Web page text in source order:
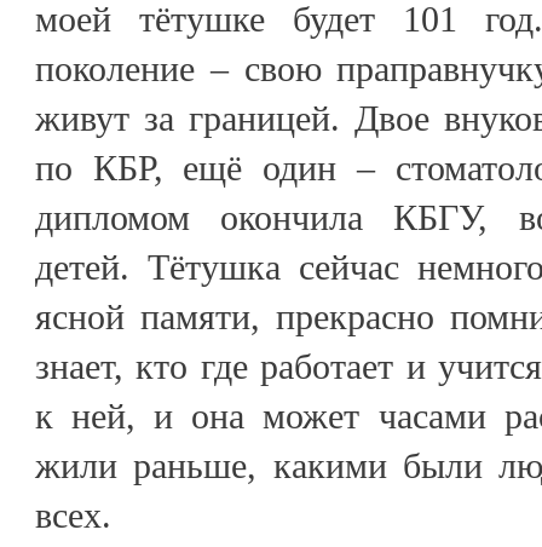
моей тётушке будет 101
поколение – свою
живут за границей. Двое
по КБР, ещё один –
дипломом окончила КБГУ,
детей. Тётушка сейчас
ясной памяти, прекрасно
знает, кто где работает и
к ней, и она может часами
жили раньше, какими были
всех.